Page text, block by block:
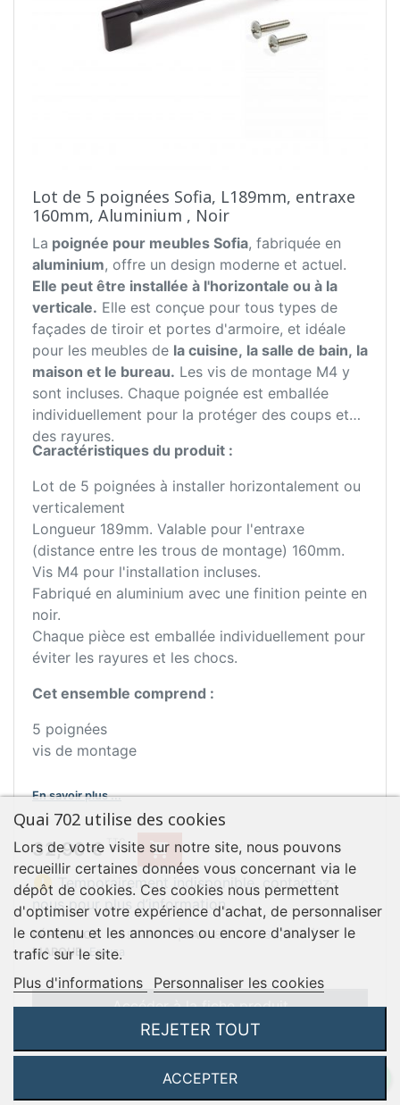
Lot de 5 poignées Sofia, L189mm, entraxe
160mm, Aluminium , Noir
La poignée pour meubles Sofia, fabriquée en
aluminium, offre un design moderne et actuel.
Elle peut être installée à l'horizontale ou à la
verticale. Elle est conçue pour tous types de
façades de tiroir et portes d'armoire, et idéale
pour les meubles de la cuisine, la salle de bain, la
maison et le bureau. Les vis de montage M4 y
sont incluses. Chaque poignée est emballée
individuellement pour la protéger des coups et
des rayures.
Caractéristiques du produit :
Lot de 5 poignées à installer horizontalement ou
verticalement
Longueur 189mm. Valable pour l'entraxe
(distance entre les trous de montage) 160mm.
Vis M4 pour l'installation incluses.
Fabriqué en aluminium avec une finition peinte en
noir.
Chaque pièce est emballée individuellement pour
éviter les rayures et les chocs.
Cet ensemble comprend :
5 poignées
vis de montage
En savoir plus ...
Prix
32,90 € TTC

 Temporairement indisponible, contactez-
nous pour plus d’information
RÉFÉRENCE EM 9177614 | EAN 8432393327914 |
MARQUE Emuca
Accéder à la fiche produit
Quai 702 utilise des cookies
Lors de votre visite sur notre site, nous pouvons
recueillir certaines données vous concernant via le
dépôt de cookies. Ces cookies nous permettent
d'optimiser votre expérience d'achat, de personnaliser
le contenu et les annonces ou encore d'analyser le
trafic sur le site.
Plus d'informations
Personnaliser les cookies
REJETER TOUT
ACCEPTER